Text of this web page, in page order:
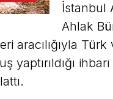
İstanbul
Ahlak
aracılığıyla Türk
yaptırıldığı